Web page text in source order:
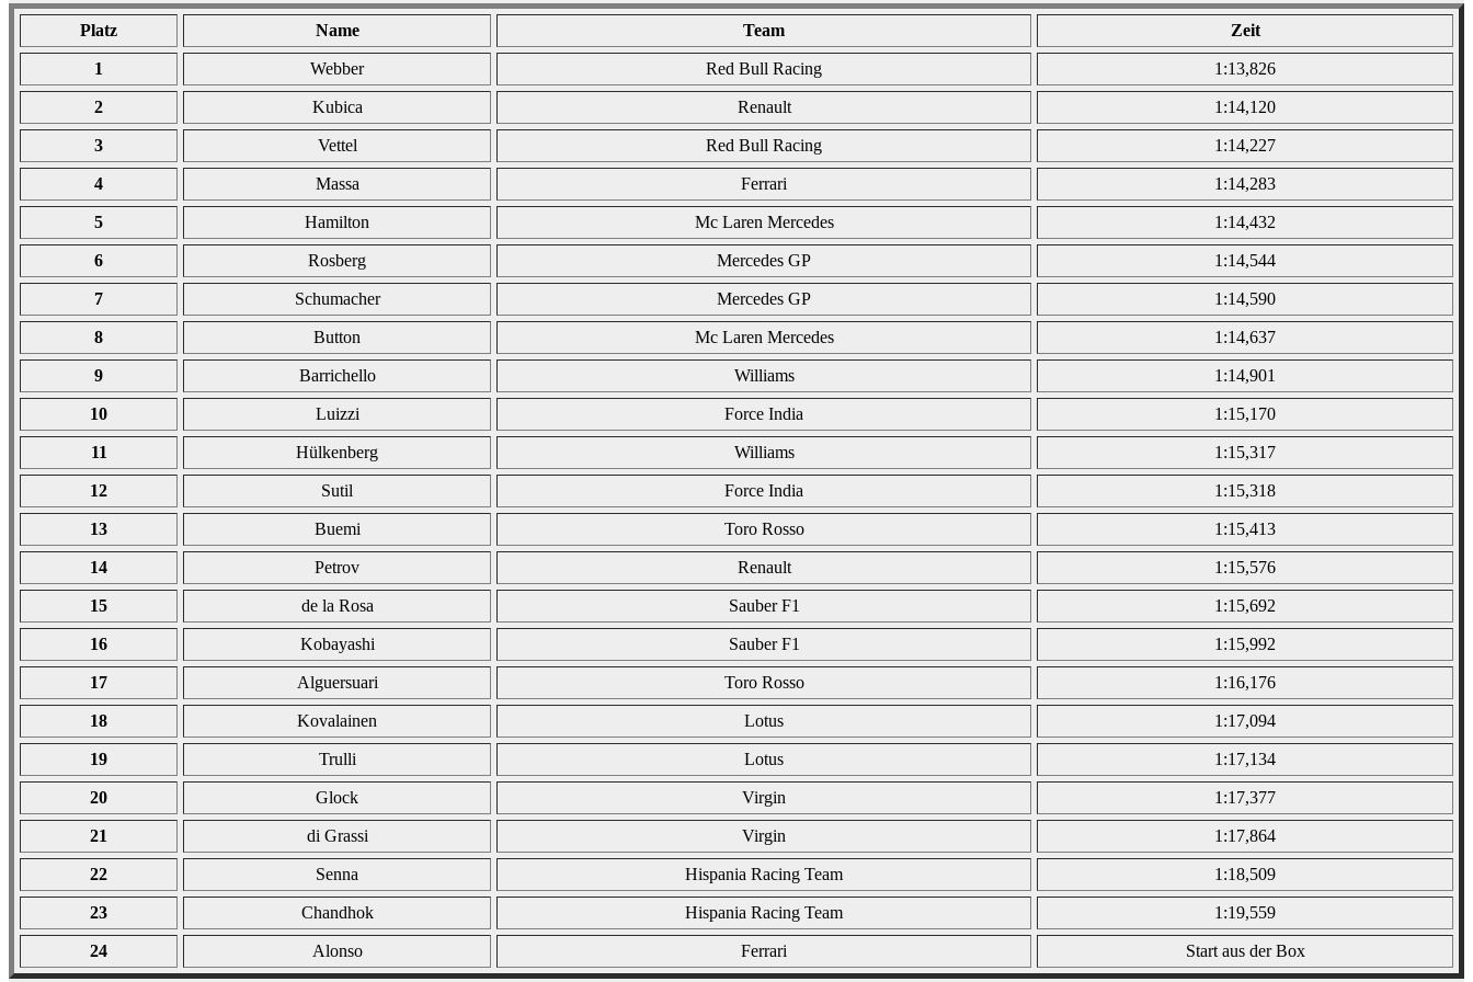
Platz Name Team Zeit
1 Webber Red Bull Racing 1:13,826
2 Kubica Renault 1:14,120
3 Vettel Red Bull Racing 1:14,227
4 Massa Ferrari 1:14,283
5 Hamilton Mc Laren Mercedes 1:14,432
6 Rosberg Mercedes GP 1:14,544
7 Schumacher Mercedes GP 1:14,590
8 Button Mc Laren Mercedes 1:14,637
9 Barrichello Williams 1:14,901
10 Luizzi Force India 1:15,170
11 Hülkenberg Williams 1:15,317
12 Sutil Force India 1:15,318
13 Buemi Toro Rosso 1:15,413
14 Petrov Renault 1:15,576
15 de la Rosa Sauber F1 1:15,692
16 Kobayashi Sauber F1 1:15,992
17 Alguersuari Toro Rosso 1:16,176
18 Kovalainen Lotus 1:17,094
19 Trulli Lotus 1:17,134
20 Glock Virgin 1:17,377
21 di Grassi Virgin 1:17,864
22 Senna Hispania Racing Team 1:18,509
23 Chandhok Hispania Racing Team 1:19,559
24 Alonso Ferrari Start aus der Box